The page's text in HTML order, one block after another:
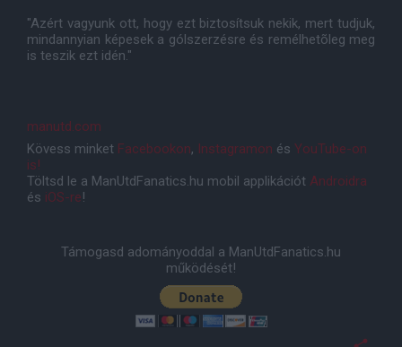
"Azért vagyunk ott, hogy ezt biztosítsuk nekik, mert tudjuk,
mindannyian képesek a gólszerzésre és remélhetõleg meg
is teszik ezt idén."
manutd.com
Kövess minket Facebookon, Instagramon és YouTube-on
is!
Töltsd le a ManUtdFanatics.hu mobil applikációt Androidra
és iOS-re!
Támogasd adományoddal a ManUtdFanatics.hu
működését!